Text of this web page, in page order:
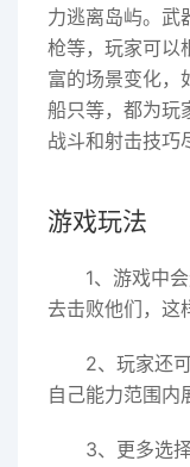
力逃离岛屿。武
枪等，玩家可以
富的场景变化，
船只等，都为玩
战斗和射击技巧
游戏玩法
1、游戏中
去击败他们，这
2、玩家还
自己能力范围内
3、更多选